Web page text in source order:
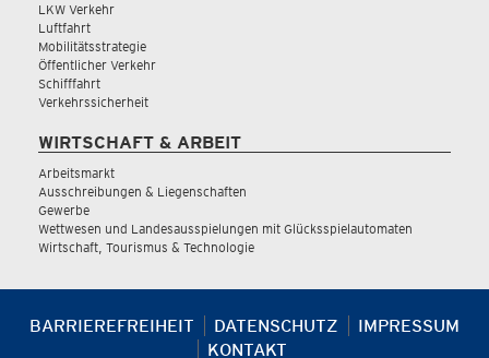
LKW Verkehr
Luftfahrt
Mobilitätsstrategie
Öffentlicher Verkehr
Schifffahrt
Verkehrssicherheit
WIRTSCHAFT & ARBEIT
Arbeitsmarkt
Ausschreibungen & Liegenschaften
Gewerbe
Wettwesen und Landesausspielungen mit Glücksspielautomaten
Wirtschaft, Tourismus & Technologie
BARRIEREFREIHEIT DATENSCHUTZ
IMPRESSUM
KONTAKT